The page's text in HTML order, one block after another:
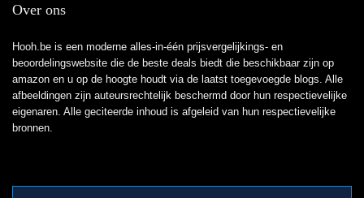
Over ons
Hooh.be is een moderne alles-in-één prijsvergelijkings- en
beoordelingswebsite die de beste deals biedt die beschikbaar zijn op
amazon en u op de hoogte houdt via de laatst toegevoegde blogs. Alle
afbeeldingen zijn auteursrechtelijk beschermd door hun respectievelijke
eigenaren. Alle geciteerde inhoud is afgeleid van hun respectievelijke
bronnen.